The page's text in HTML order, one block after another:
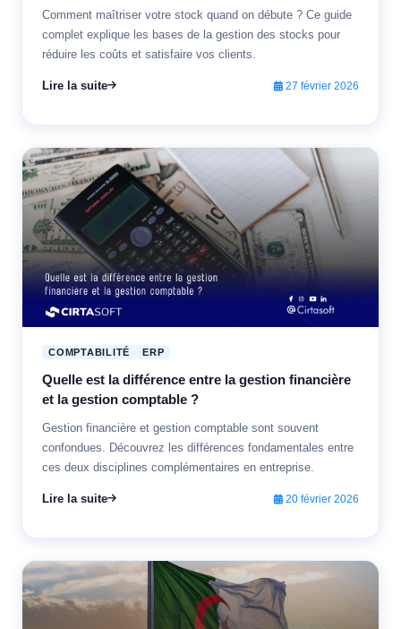
Comment maîtriser votre stock quand on débute ? Ce guide
complet explique les bases de la gestion des stocks pour
réduire les coûts et satisfaire vos clients.
Lire la suite 27 février 2026
COMPTABILITÉ ERP
Quelle est la différence entre la gestion financière
et la gestion comptable ?
Gestion financière et gestion comptable sont souvent
confondues. Découvrez les différences fondamentales entre
ces deux disciplines complémentaires en entreprise.
Lire la suite 20 février 2026